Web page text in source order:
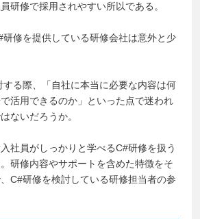
研修で採用されやすい所以である。
研修を提供している研修会社は意外と少
る際、「自社に本当に必要な内容は何
活用できるのか」といった点で迷われ
ないだろうか。
社員がしっかりと学べるC#研修を扱う
研修内容やサポートを含めた特徴をそ
C#研修を検討している研修担当者の参